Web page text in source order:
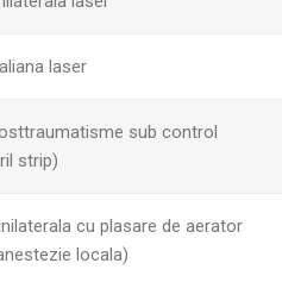
laser
sub control
strip)
cu plasare de aerator
locala)